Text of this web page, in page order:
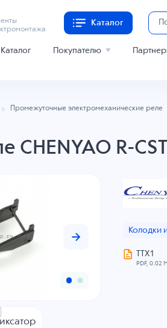
Каталог
Каталог Покупателю
Промежуточные электромеханические реле
CHENYAO R-
Колодки
ТТХ1
PDF, 0.02